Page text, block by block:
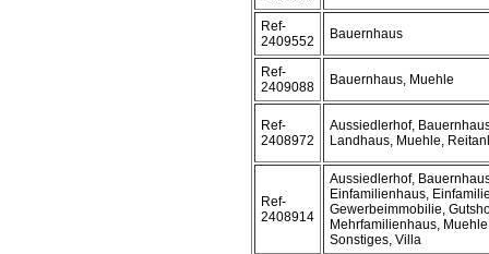
Ref-
2409552
Bauernhaus
Ref-
2409088
Bauernhaus, Muehle
Ref-
2408972
Aussiedlerhof,
Landhaus, Muehle,
Ref-
2408914
Aussiedlerhof,
Einfamilienhaus,
Gewerbeimmobilie,
Mehrfamilienhaus,
Sonstiges, Villa